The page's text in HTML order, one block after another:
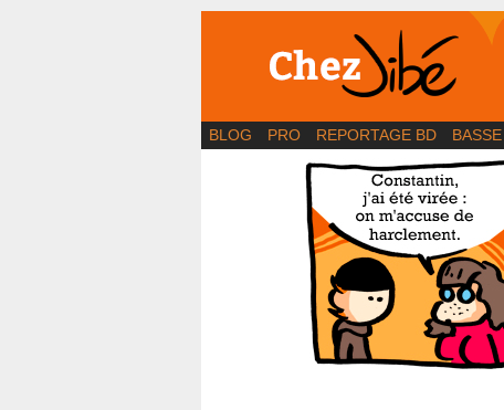
BD | Illustration | Blog
BLOG PRO REPORTAGE BD